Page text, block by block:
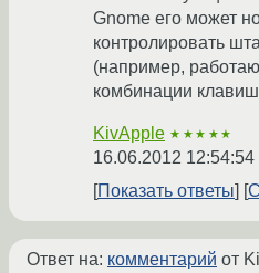
Gnome его может
контролировать
(например,
комбинации
KivApple ★★★★★
16.06.2012 12:54:54
Показать ответы
Ответ на: комментарий от